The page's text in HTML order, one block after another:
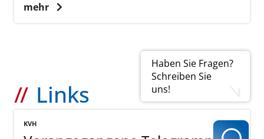
Haben Sie Fragen?
Schreiben Sie
uns!
mehr
Links
KVH